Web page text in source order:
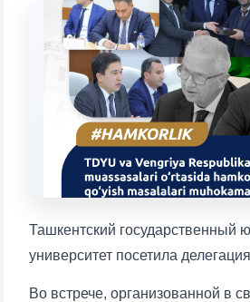
Ташкентский государственный
университет посетила
Во встрече, организованной в
Выберите тему — затем появятся
конкретные вопросы:
1. Документы (бакалавр) (5)
3. Собеседование (бакалавр) (8)
4. Собеседование (магистр) (5)
6. Онлайн-заявки (15)
✉️ Написать администратору